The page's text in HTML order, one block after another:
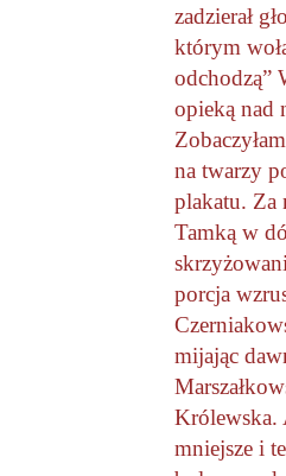
zadzierał
którym
odchodzą”
opieką nad
na twarzy
plakatu. Za
Tamką w
porcja
mijając
Królewska.
mniejsze i